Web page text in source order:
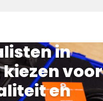
in
voor
en